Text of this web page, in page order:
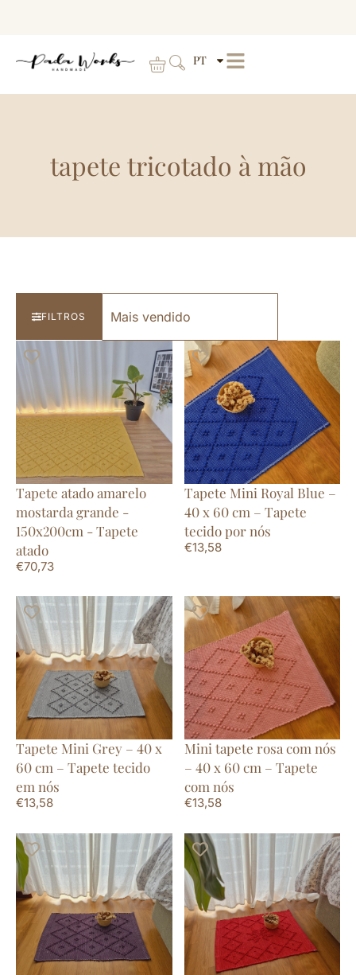
PT
tapete tricotado à mão
FILTROS
Tapete atado amarelo
mostarda grande -
150x200cm - Tapete
atado
€70,73
Tapete Mini Royal Blue –
40 x 60 cm – Tapete
tecido por nós
€13,58
Tapete Mini Grey – 40 x
60 cm – Tapete tecido
em nós
€13,58
Mini tapete rosa com nós
– 40 x 60 cm – Tapete
com nós
€13,58